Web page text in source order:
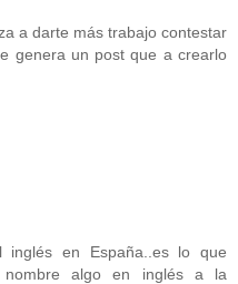
a darte más trabajo contestar
genera un post que a crearlo
en España..es lo que
algo en inglés a la